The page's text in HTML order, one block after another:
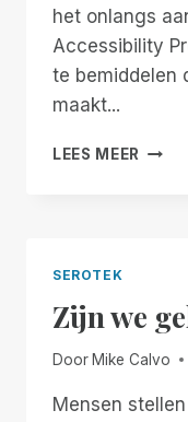
het onlangs
Accessibility
te bemiddelen
maakt...
LEES MEER IS
SEROTEK
Zijn we
Door Mike Calvo
Mensen